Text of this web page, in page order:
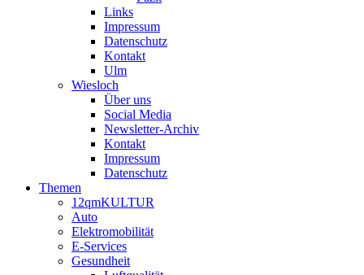
Links
Impressum
Datenschutz
Kontakt
Ulm
Wiesloch
Über uns
Social Media
Newsletter-Archiv
Kontakt
Impressum
Datenschutz
Themen
12qmKULTUR
Auto
Elektromobilität
E-Services
Gesundheit